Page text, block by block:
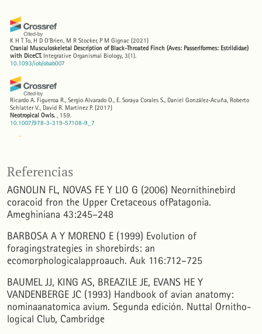
K H T To, H D O’Brien, M R Stocker, P M Gignac (2021)
Cranial Musculoskeletal Description of Black-Throated Finch (Aves: Passeriformes: Estrildidae)
with DiceCT. Integrative Organismal Biology, 3(1).
10.1093/iob/obab007
Ricardo A. Figueroa R., Sergio Alvarado O., E. Soraya Corales S., Daniel González-Acuña, Roberto
Schlatter V., David R. Martínez P. (2017)
Neotropical Owls. , 159.
10.1007/978-3-319-57108-9_7
Highway Network Expansion in Andean Patagonia: a Warning Notice From Rufous-legged
Owls. Journal of Raptor Research, 49(2), 201.
Raúl O. Gómez, Jimena Lois‐Milevicich (2024)
285(8).
10.1002/jmor.21752
Vanesa Villegas-Davies, Pía Floria, Ricardo Casaux
(2018)
Reproducción y alimentación del Águila Mora (Geranoaetus melanoleucus) en el noroeste de
Chubut, Argentina. El Hornero, 33(2), 113.
10.56178/eh.v33i2.481
Referencias
AGNOLIN FL, NOVAS FE Y LIO G (2006) Neornithinebird
coracoid fron the Upper Cretaceous ofPatagonia.
Ameghiniana 43:245–248
BARBOSA A Y MORENO E (1999) Evolution of
foragingstrategies in shorebirds: an
ecomorphologicalapproauch. Auk 116:712–725
BAUMEL JJ, KING AS, BREAZILE JE, EVANS HE Y
VANDENBERGE JC (1993) Handbook of avian anatomy:
nominaanatomica avium. Segunda edición. Nuttal Ornitho-
logical Club, Cambridge